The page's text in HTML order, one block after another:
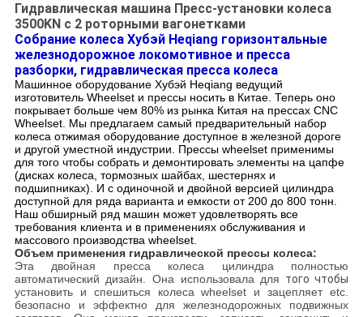
Гидравлическая машина Пресс-установки колеса
3500KN с 2 роторными вагонетками
Собрание колеса Хубэй Heqiang горизонтальные
железнодорожное локомотивное и пресса
разборки, гидравлическая пресса колеса
Машинное оборудование Хубэй Heqiang ведущий
изготовитель Wheelset и прессы носить в Китае. Теперь оно
покрывает больше чем 80% из рынка Китая на прессах CNC
Wheelset. Мы предлагаем самый предварительный набор
колеса отжимая оборудование доступное в железной дороге
и другой уместной индустрии. Прессы wheelset применимы
для того чтобы собрать и демонтировать элементы на цапфе
(дисках колеса, тормозных шайбах, шестернях и
подшипниках). И с одиночной и двойной версией цилиндра
доступной для ряда варианта и емкости от 200 до 800 тонн.
Наш обширный ряд машин может удовлетворять все
требования клиента и в применениях обслуживания и
массового производства wheelset.
Объем применения гидравлической прессы колеса:
Эта двойная пресса колеса цилиндра полностью
автоматический дизайн. Она использовала для того чтобы
установить и спешиться колеса wheelset и зацепляет etc.
безопасно и эффектно для железнодорожных подвижных